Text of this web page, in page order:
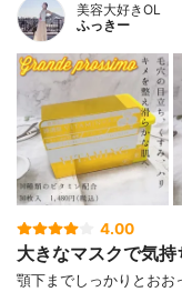
美容大好きOL
ふっきー
4.00
大きなマスクで気
顎下までしっかりとおお